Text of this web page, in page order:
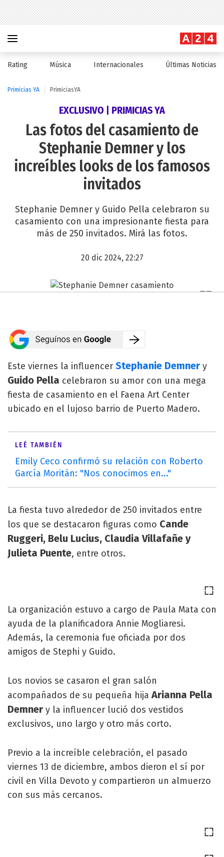
Rating Música Internacionales Últimas Noticias
Primicias YA PrimiciasYA
EXCLUSIVO | PRIMICIAS YA
Las fotos del casamiento de
Stephanie Demner y los
increíbles looks de los famosos
invitados
Stephanie Demner y Guido Pella celebraron su
casamiento con una impresionante fiesta para
más de 250 invitados. Mirá las fotos.
20 dic 2024, 22:27
Este viernes la influencer Stephanie Demner y
Guido Pella celebraron su amor con una mega
fiesta de casamiento en el Faena Art Center
ubicado en el lujoso barrio de Puerto Madero.
LEÉ TAMBIÉN
Emily Ceco confirmó su relación con Roberto
García Moritán: "Nos conocimos en..."
La fiesta tuvo alrededor de 250 invitados entre
los que se destacaron figuras como Cande
Ruggeri, Belu Lucius, Claudia Villafañe y
Julieta Puente, entre otros.
La organización estuvo a cargo de Paula Mata con
ayuda de la planificadora Annie Mogliaresi.
Además, la ceremonia fue oficiada por dos
amigos de Stephi y Guido.
Los novios se casaron el gran salón
acompañados de su pequeña hijaArianna Pella
Demner y la influencer lució dos vestidos
exclusivos, uno largo y otro más corto.
Previo a la increíble celebración, el pasado
viernes 13 de diciembre, ambos dieron el sí por
civil en Villa Devoto y compartieron un almuerzo
con sus más cercanos.